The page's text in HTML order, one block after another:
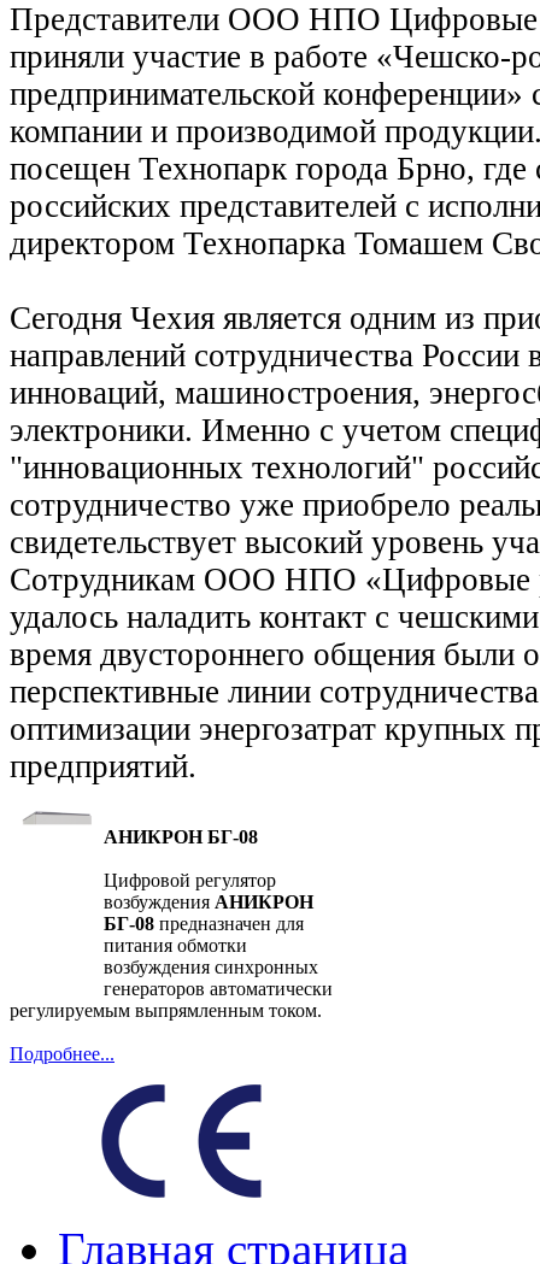
Представители ООО НПО Цифровые
приняли участие в работе «Чешско-
предпринимательской конференции»
компании и производимой
посещен Технопарк города Брно, где
российских представителей с
директором Технопарка Томашем
Сегодня Чехия является одним из
направлений сотрудничества России
инноваций, машиностроения,
электроники. Именно с учетом
"инновационных технологий"
сотрудничество уже приобрело
свидетельствует высокий уровень
Сотрудникам ООО НПО «Цифровые
удалось наладить контакт с
время двустороннего общения были
перспективные линии
оптимизации энергозатрат крупных
предприятий.
АНИКРОН БГ-08
Цифровой регулятор
возбуждения АНИКРОН
БГ-08 предназначен для
питания обмотки
возбуждения синхронных
генераторов автоматически
регулируемым выпрямленным током.
Подробнее...
Главная страница